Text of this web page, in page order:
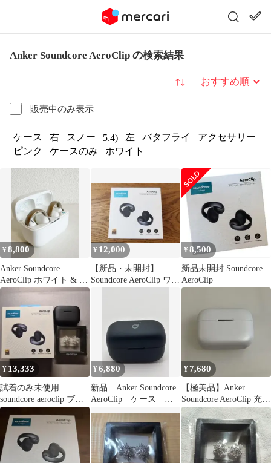
Anker Soundcore AeroClip の検索結果
販売中のみ表示
並び替え
ケース 右 スノー 5.4) 左 バタフライ
アクセサリー
ピンク
ケースのみ ホワイト
¥8,800
Anker Soundcore
AeroClip ホワイト & ゴ
ールド
¥ 12,000
【新品・未開封】
Soundcore AeroClip ワイ
¥8,500
新品未開封 Soundcore
AeroClip
¥ 13,333
試着のみ未使用
soundcore aeroclip ブラ
ック 黒
¥6,880
新品 Anker Soundcore
AeroClip ケース ブ
ラック イヤホン
¥7,680
【極美品】Anker
Soundcore AeroClip 充電
ケースのみ